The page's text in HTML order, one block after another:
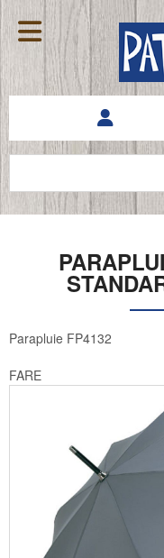
Parapluie FP4132
FARE